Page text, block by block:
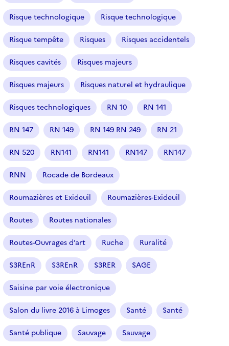
Risque technologique Risque technologique
Risque tempête Risques Risques accidentels
Risques cavités Risques majeurs
Risques majeurs Risques naturel et hydraulique
Risques technologiques RN 10 RN 141
RN 147 RN 149 RN 149 RN 249 RN 21
RN 520 RN141 RN141 RN147 RN147
RNN Rocade de Bordeaux
Roumazières et Exideuil Roumazières-Exideuil
Routes Routes nationales
Routes-Ouvrages d’art Ruche Ruralité
S3REnR S3REnR S3RER SAGE
Saisine par voie électronique
Salon du livre 2016 à Limoges Santé Santé
Santé publique Sauvage Sauvage